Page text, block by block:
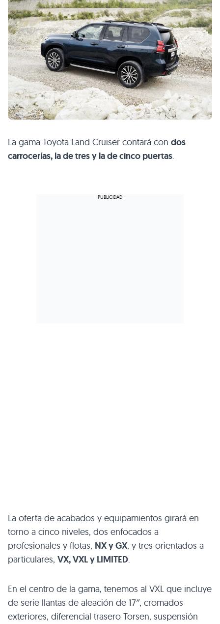
La gama Toyota Land Cruiser contará con dos
carrocerías, la de tres y la de cinco puertas.
La oferta de acabados y equipamientos girará en
torno a cinco niveles, dos enfocados a
profesionales y flotas, NX y GX, y tres orientados a
particulares, VX, VXL y LIMITED.
En el centro de la gama, tenemos al VXL que incluye
de serie llantas de aleación de 17″, cromados
exteriores, diferencial trasero Torsen, suspensión